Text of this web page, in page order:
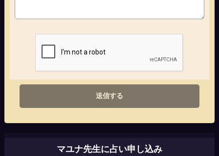
送信する
マユナ先生に占い申し込み